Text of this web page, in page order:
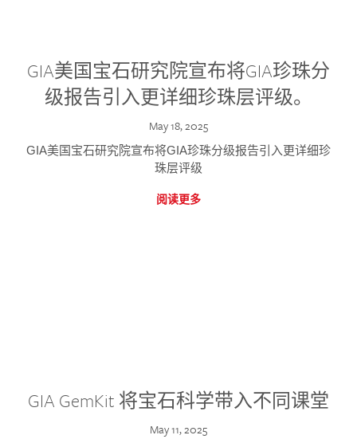
GIA美国宝石研究院宣布将GIA珍珠分
级报告引入更详细珍珠层评级。
May 18, 2025
GIA美国宝石研究院宣布将GIA珍珠分级报告引入更详细珍
珠层评级
阅读更多
GIA GemKit 将宝石科学带入不同课堂
May 11, 2025